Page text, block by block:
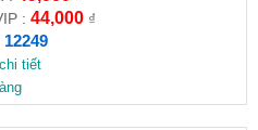
: 44,000₫
12249
tiết